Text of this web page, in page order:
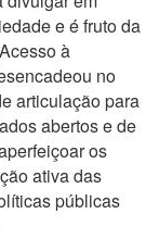
e é fruto da
à
no
articulação para
abertos e de
os
ativa das
públicas